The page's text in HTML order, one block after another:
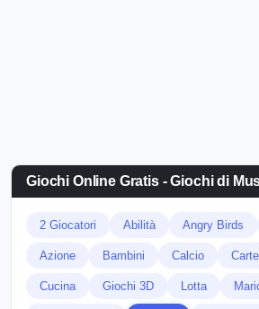
Giochi Online Gratis - Giochi di
2 Giocatori Abilità Angry Birds
Azione Bambini Calcio Carte
Cucina Giochi 3D Lotta